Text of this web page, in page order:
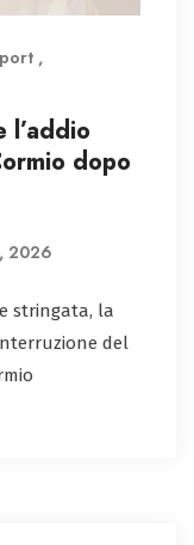
l’addio
dopo
2026
stringata, la
del